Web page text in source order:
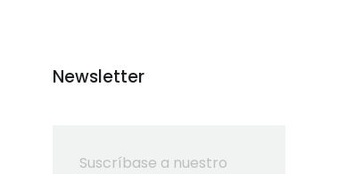
Newsletter
Suscríbase a nuestro